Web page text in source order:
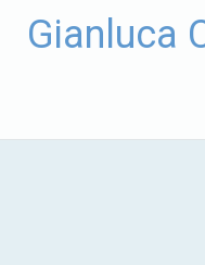
Gianluca